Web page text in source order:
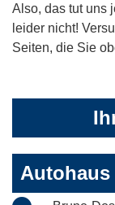
Also, das tut uns
leider nicht!
Seiten, die Sie
Autohaus